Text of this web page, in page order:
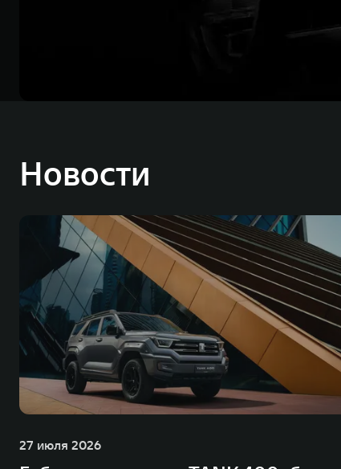
Новости
27 июля 2026